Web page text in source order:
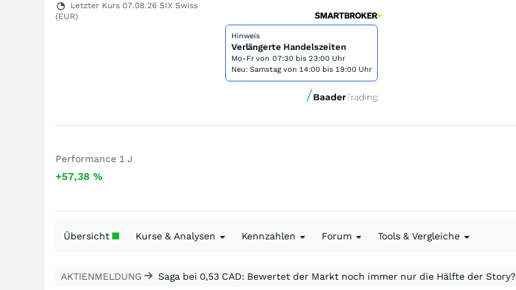
Letzter Kurs 07.08.26 SIX Swiss
(EUR)
Hinweis
Verlängerte Handelszeiten
Mo-Fr von 07:30 bis 23:00 Uhr
Neu: Samstag von 14:00 bis 19:00 Uhr
Performance 1 J
+57,38 %
Übersicht Kurse & Analysen Kennzahlen Forum Tools & Vergleiche
AKTIENMELDUNG Saga bei 0,53 CAD: Bewertet der Markt noch immer nur die Hälfte der Story?